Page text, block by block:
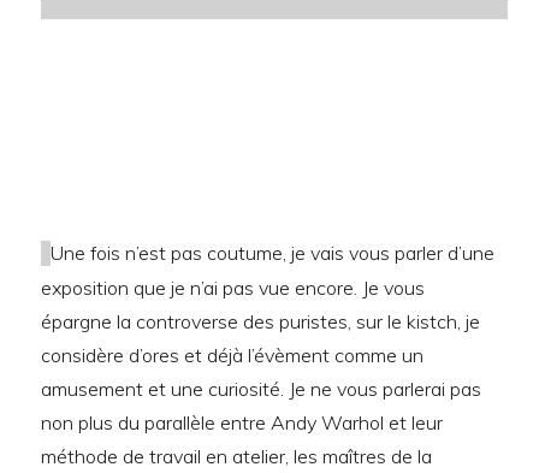
Une fois n’est pas coutume, je vais vous parler d’une
exposition que je n’ai pas vue encore. Je vous
épargne la controverse des puristes, sur le kistch, je
considère d’ores et déjà l’évèment comme un
amusement et une curiosité. Je ne vous parlerai pas
non plus du parallèle entre Andy Warhol et leur
méthode de travail en atelier, les maîtres de la